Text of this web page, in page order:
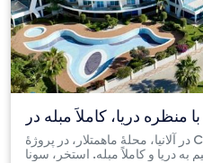
آپارتمان ۱+۱ با منظره دریا، کاملاً مبله در Mahmutlar
Cebeci ...
در آلانیا، محلهٔ ماهمتلار، در پروژهٔ Cebeci Calistar، آپارتمانی ۱+۱